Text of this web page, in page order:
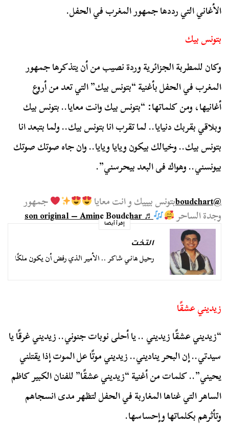
الأغاني التي رددها جمهور المغرب في الحفل.
بتونس بيك
وكان للمطربة الجزائرية وردة نصيب من أن يتذكرها جمهور
المغرب في الحفل بأغنية “بتونس بيك” التي تعد من أروع
أغانيها، ومن كلماتها: “بتونس بيك وانت معايا.. بتونس بيك
وبلاقي بقربك دنيايا.. لما تقرب انا بتونس بيك.. ولما بتبعد انا
بتونس بيك.. وخيالك بيكون ويايا ويايا.. وان جاه صوتك صوتك
بيونسني.. وهواك فى البعد بيحرسني”.
@boudchart
بتونس بيييك و انت معايا جمهور
وجدة الساحر ♬ son original – Amine Boudchar إقرأ أيضا
التخت
رحيل هاني شاكر .. الأمير الذي رفض أن يكون ملكًا
زيديني عشقًا
“زيديني عشقًا زيديني .. يا أحلى نوبات جنوني.. زيديني غرقًا يا
سيدتي.. إن البحر يناديني.. زيديني موتًا عل الموت إذا يقتلني
يحيني”.. كلمات من أغنية “زيديني عشقًا” للفنان الكبير كاظم
الساهر التي غناها المغاربة في الحفل لتظهر مدى انسجاهم
وتأثرهم بكلماتها وإحساسها.